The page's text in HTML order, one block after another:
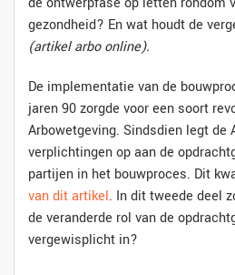
gezondheid? En wat houdt de
(artikel arbo online).
De implementatie van de
jaren 90 zorgde voor een soort
Arbowetgeving. Sindsdien legt de
verplichtingen op aan de
partijen in het bouwproces. Dit
van dit artikel. In dit tweede deel
de veranderde rol van de
vergewisplicht in?